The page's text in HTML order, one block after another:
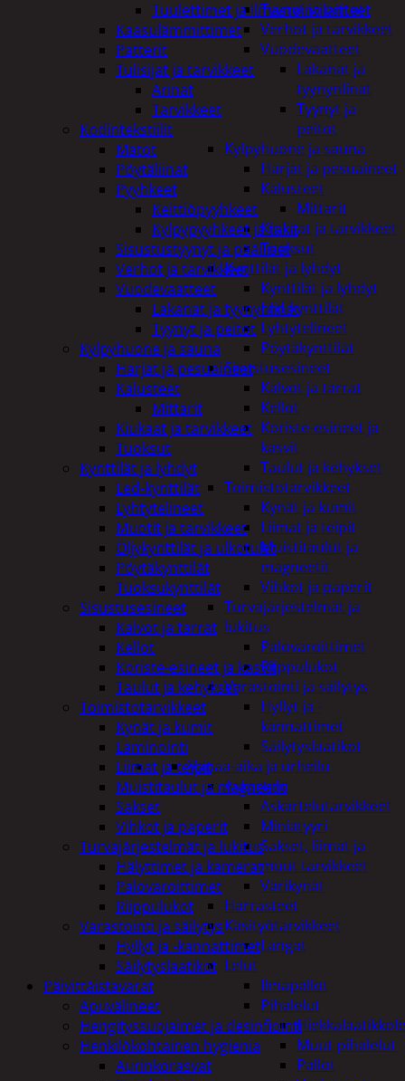
Tyynyt ja peitot
Verhot ja tarvikkeet
Vuodevaatteet
Lakanat ja
tyynynlinat
Tyynyt ja
peitot
Kylpyhuone ja sauna
Harjat ja pesuaineet
Kalusteet
Mittarit
Kiukaat ja tarvikkeet
Tuoksut
Kynttilät ja lyhdyt
Kynttilät ja lyhdyt
Led-kynttilät
Lyhtytelineet
Pöytäkynttilät
Sisustusesineet
Kalvot ja tarrat
Kellot
Koriste-esineet ja
kasvit
Taulut ja kehykset
Toimistotarvikkeet
Kynät ja kumit
Liimat ja teipit
Muistitaulut ja
magneetit
Vihkot ja paperit
Turvajärjestelmät ja
lukitus
Palovaroittimet
Riippulukot
Varastointi ja säilytys
Hyllyt ja -
kannattimet
Säilytyslaatikot
Vapaa-aika ja urheilu
Askartelu
Askartelutarvikkeet
Miniatyyri
Sakset, liimat ja
muut tarvikkeet
Värikynät
Harrasteet
Käsityötarvikkeet
Langat
Lelut
Ilmapallot
Pihalelut
Muut pihalelut
Pallot
Tuulettimet ja Ilmastointilaitteet
Kaasulämmittimet
Patterit
Tulisijat ja tarvikkeet
Arinat
Tarvikkeet
Kodintekstiilit
Matot
Pöytäliinat
Pyyhkeet
Keittiöpyyhkeet
Kylpypyyhkeet ja takit
Sisustustyynyt ja päälliset
Verhot ja tarvikkeet
Vuodevaatteet
Lakanat ja tyynynlinat
Tyynyt ja peitot
Kylpyhuone ja sauna
Harjat ja pesuaineet
Kalusteet
Mittarit
Kiukaat ja tarvikkeet
Tuoksut
Kynttilät ja lyhdyt
Led-kynttilät
Lyhtytelineet
Muotit ja tarvikkeet
Öljykynttilät ja ulkotulet
Pöytäkynttilät
Tuoksukynttilät
Sisustusesineet
Kalvot ja tarrat
Kellot
Koriste-esineet ja kasvit
Taulut ja kehykset
Toimistotarvikkeet
Kynät ja kumit
Laminointi
Liimat ja teipit
Muistitaulut ja magneetit
Sakset
Vihkot ja paperit
Turvajärjestelmät ja lukitus
Hälyttimet ja kamerat
Palovaroittimet
Riippulukot
Varastointi ja säilytys
Hyllyt ja -kannattimet
Säilytyslaatikot
Päivittäistavarat
Apuvälineet
Hengityssuojaimet ja desinfiointi
Henkilökohtainen hygienia
Aurinkorasvat